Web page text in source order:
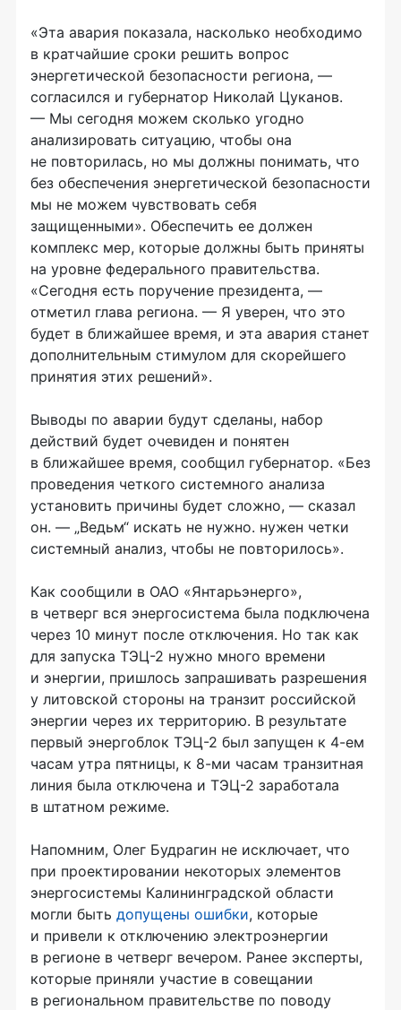
«Эта авария показала, насколько необходимо
в кратчайшие сроки решить вопрос
энергетической безопасности региона, —
согласился и губернатор Николай Цуканов.
— Мы сегодня можем сколько угодно
анализировать ситуацию, чтобы она
не повторилась, но мы должны понимать, что
без обеспечения энергетической безопасности
мы не можем чувствовать себя
защищенными». Обеспечить ее должен
комплекс мер, которые должны быть приняты
на уровне федерального правительства.
«Сегодня есть поручение президента, —
отметил глава региона. — Я уверен, что это
будет в ближайшее время, и эта авария станет
дополнительным стимулом для скорейшего
принятия этих решений».
Выводы по аварии будут сделаны, набор
действий будет очевиден и понятен
в ближайшее время, сообщил губернатор. «Без
проведения четкого системного анализа
установить причины будет сложно, — сказал
он. — „Ведьм“ искать не нужно. нужен четки
системный анализ, чтобы не повторилось».
Как сообщили в ОАО «Янтарьэнерго»,
в четверг вся энергосистема была подключена
через 10 минут после отключения. Но так как
для запуска ТЭЦ-2 нужно много времени
и энергии, пришлось запрашивать разрешения
у литовской стороны на транзит российской
энергии через их территорию. В результате
первый энергоблок ТЭЦ-2 был запущен к 4-ем
часам утра пятницы, к 8-ми часам транзитная
линия была отключена и ТЭЦ-2 заработала
в штатном режиме.
Напомним, Олег Будрагин не исключает, что
при проектировании некоторых элементов
энергосистемы Калининградской области
могли быть допущены ошибки, которые
и привели к отключению электроэнергии
в регионе в четверг вечером. Ранее эксперты,
которые приняли участие в совещании
в региональном правительстве по поводу